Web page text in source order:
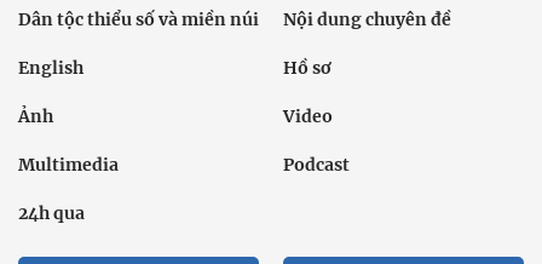
Dân tộc thiểu số và miền núi Nội dung chuyên đề
English Hồ sơ
Ảnh Video
Multimedia Podcast
24h qua